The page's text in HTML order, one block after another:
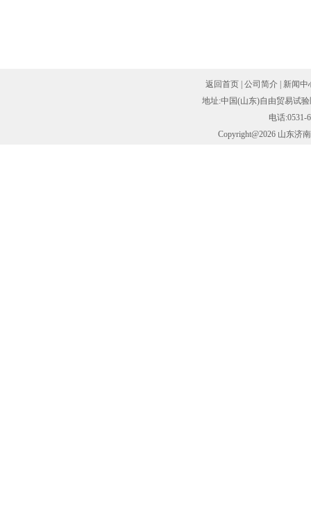
返回首页 |公司简介
新闻中
地址:中国(山东)自由贸易试
电话:0531-
Copyright@2026 山东济